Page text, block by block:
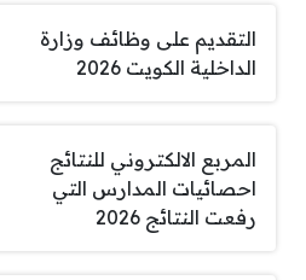
التقديم على وظائف وزارة
الداخلية الكويت 2026
المربع الالكتروني للنتائج
احصائيات المدارس التي
رفعت النتائج 2026